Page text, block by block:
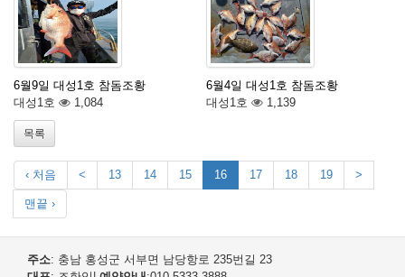
6월9일 대성1호 참돔조황
대성1호
1,084
6월4일 대성1호 참돔조황
대성1호
1,139
목록
‹ 처음 < 13 14 15 16 17 18 19 >
맨끝 ›
주소: 충남 홍성군 서부면 남당항로 235번길 23